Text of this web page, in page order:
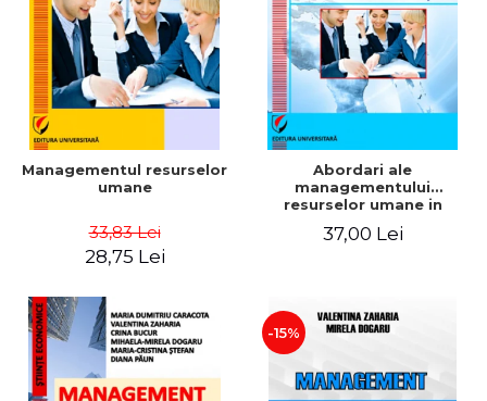
Managementul resurselor
umane
33,83 Lei
28,75 Lei
Abordari ale
managementului
resurselor umane in
37,00 Lei
-15%